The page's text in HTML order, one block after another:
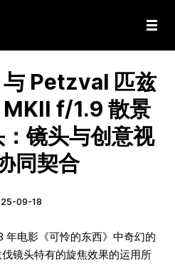
Petzval 匹兹
f/1.9 散景
镜头与创意视
同契合
09-18
电影《可怜的东西》中奇幻的
镜头特有的旋焦效果的运用所